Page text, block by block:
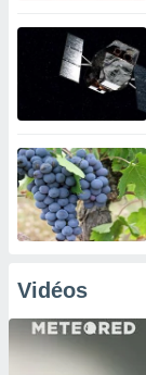
Vidéos